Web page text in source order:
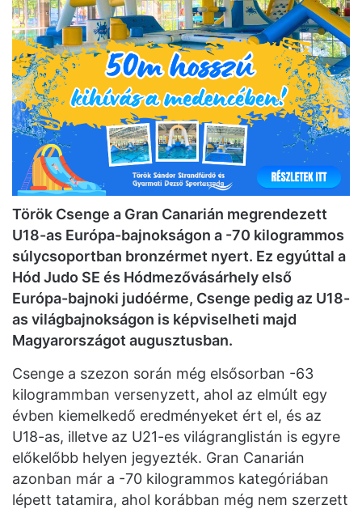
Török Csenge a Gran Canarián megrendezett
U18-as Európa-bajnokságon a -70 kilogrammos
súlycsoportban bronzérmet nyert. Ez egyúttal a
Hód Judo SE és Hódmezővásárhely első
Európa-bajnoki judóérme, Csenge pedig az U18-
as világbajnokságon is képviselheti majd
Magyarországot augusztusban.
Csenge a szezon során még elsősorban -63
kilogrammban versenyzett, ahol az elmúlt egy
évben kiemelkedő eredményeket ért el, és az
U18-as, illetve az U21-es világranglistán is egyre
előkelőbb helyen jegyezték. Gran Canarián
azonban már a -70 kilogrammos kategóriában
lépett tatamira, ahol korábban még nem szerzett